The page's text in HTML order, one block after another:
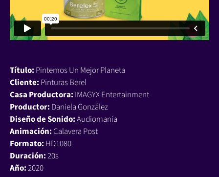
Título: Pintemos Un Mejor Planeta
Cliente: Pinturas Berel
Casa Productora: IMAGYX Entertainment
Productor: Daniela González
Diseño de Sonido:Audiomanía
Animación: Calavera Post
Formato: HD1080
Duración:20s
Año:2020